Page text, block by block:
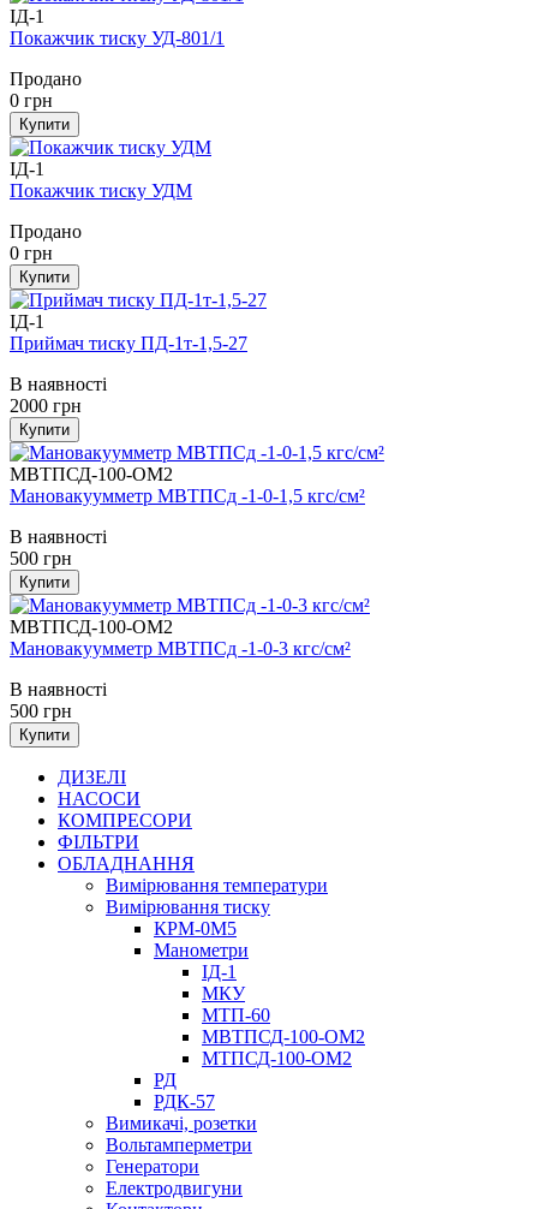
ІД-1
Покажчик тиску УД-801/1
Продано
0 грн
Купити
ІД-1
Покажчик тиску УДМ
Продано
0 грн
Купити
ІД-1
Приймач тиску ПД-1т-1,5-27
В наявності
2000 грн
Купити
МВТПСД-100-ОМ2
Мановакуумметр МВТПСд -1-0-1,5 кгс/см²
В наявності
500 грн
Купити
МВТПСД-100-ОМ2
Мановакуумметр МВТПСд -1-0-3 кгс/см²
В наявності
500 грн
Купити
ДИЗЕЛІ
НАСОСИ
КОМПРЕСОРИ
ФІЛЬТРИ
ОБЛАДНАННЯ
Вимірювання температури
Вимірювання тиску
КРМ-0М5
Манометри
ІД-1
МКУ
МТП-60
МВТПСД-100-ОМ2
МТПСД-100-ОМ2
РД
РДК-57
Вимикачі, розетки
Вольтамперметри
Генератори
Електродвигуни